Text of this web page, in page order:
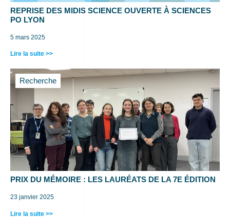
REPRISE DES MIDIS SCIENCE OUVERTE À SCIENCES
PO LYON
5 mars 2025
Lire la suite >>
Recherche
PRIX DU MÉMOIRE : LES LAURÉATS DE LA 7E ÉDITION
23 janvier 2025
Lire la suite >>